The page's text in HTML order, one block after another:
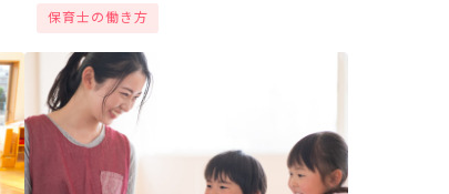
正解がなく...
保育士の働き方